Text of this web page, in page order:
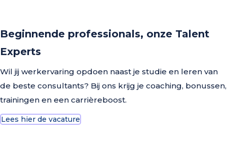
Beginnende professionals, onze Talent
Experts
Wil jij werkervaring opdoen naast je studie en leren van
de beste consultants? Bij ons krijg je coaching, bonussen,
trainingen en een carrièreboost.
Lees hier de vacature